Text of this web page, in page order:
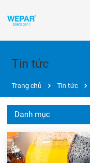
Tin tức
Trang chủ Tin tức
Danh mục